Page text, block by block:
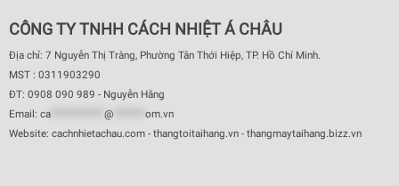
CÔNG TY TNHH CÁCH NHIỆT Á CHÂU
Địa chỉ: 7 Nguyễn Thị Tràng, Phường Tân Thới Hiệp, TP. Hồ Chí Minh.
MST : 0311903290
ĐT: 0908 090 989 - Nguyễn Hằng
Email: ca @
om.vn
Website: cachnhietachau.com - thangtoitaihang.vn - thangmaytaihang.bizz.vn